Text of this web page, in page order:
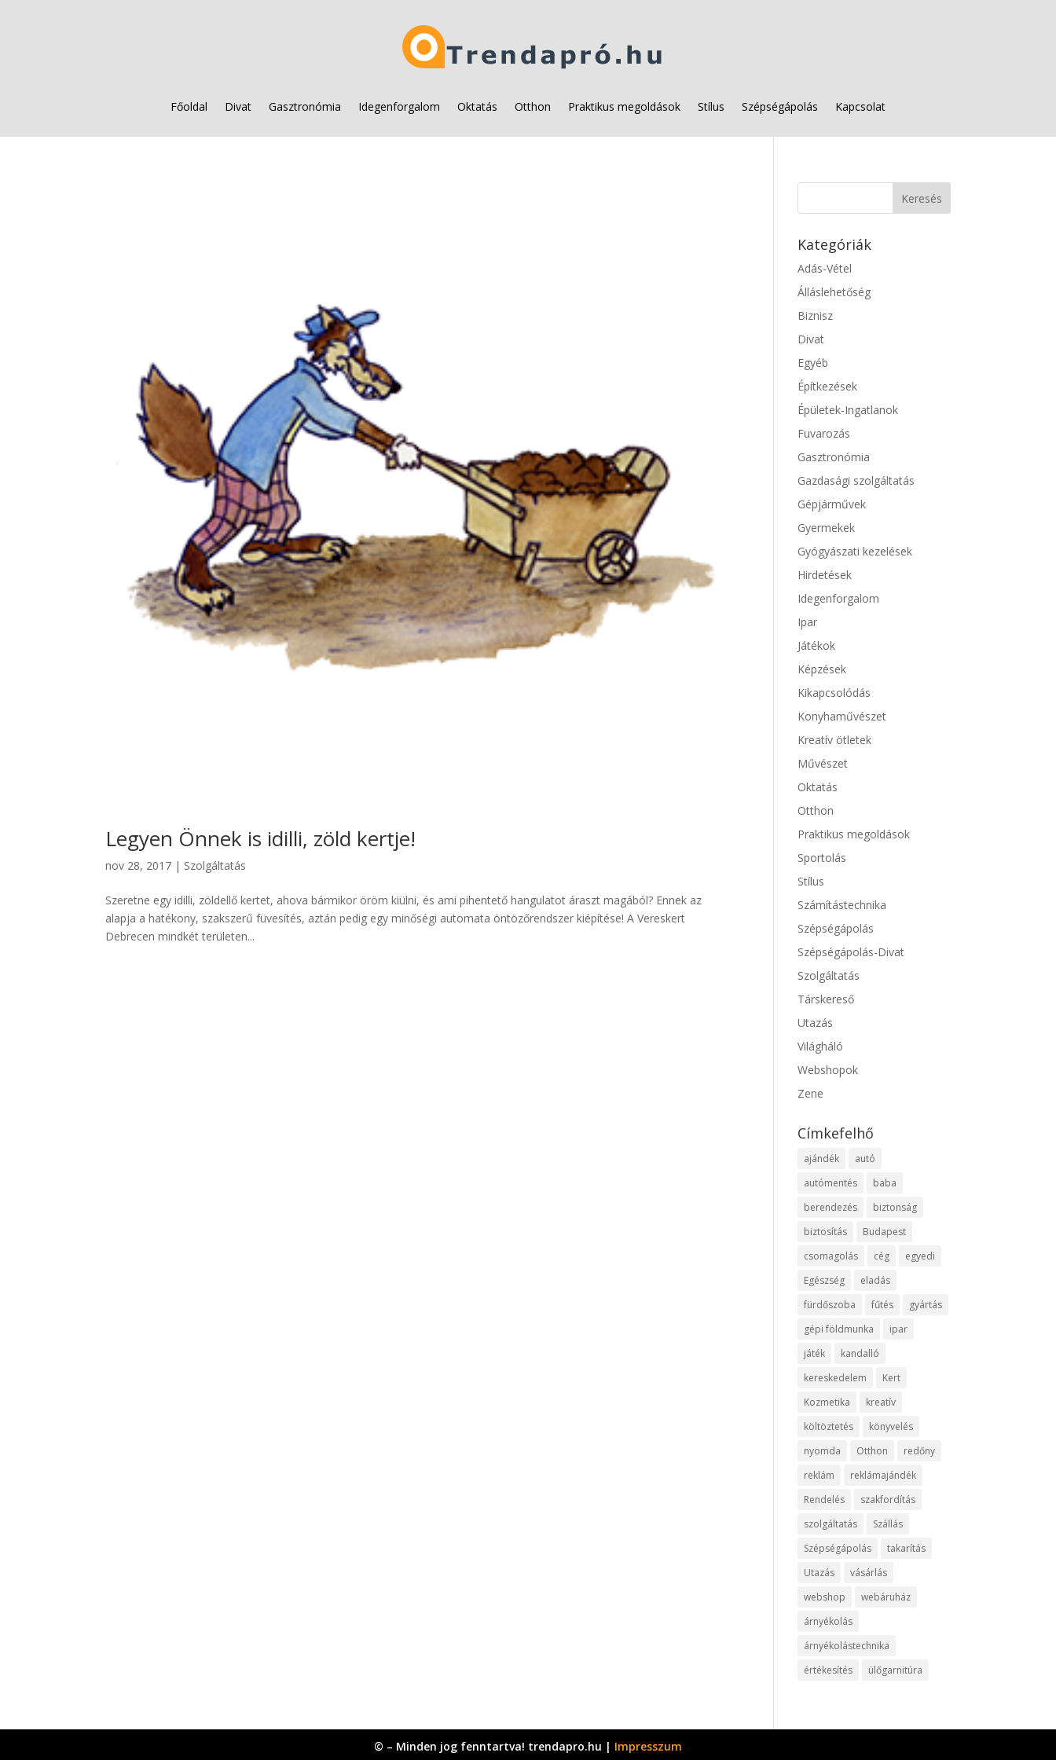
Főoldal Divat Gasztronómia Idegenforgalom Oktatás Otthon Praktikus megoldások Stílus Szépségápolás Kapcsolat
Legyen Önnek is idilli, zöld kertje!
nov 28, 2017 | Szolgáltatás
Szeretne egy idilli, zöldellő kertet, ahova bármikor öröm kiülni, és ami pihentető hangulatot áraszt magából? Ennek az
alapja a hatékony, szakszerű füvesítés, aztán pedig egy minőségi automata öntözőrendszer kiépítése! A Vereskert
Debrecen mindkét területen...
Kategóriák
Adás-Vétel
Álláslehetőség
Biznisz
Divat
Egyéb
Építkezések
Épületek-Ingatlanok
Fuvarozás
Gasztronómia
Gazdasági szolgáltatás
Gépjárművek
Gyermekek
Gyógyászati kezelések
Hirdetések
Idegenforgalom
Ipar
Játékok
Képzések
Kikapcsolódás
Konyhaművészet
Kreatív ötletek
Művészet
Oktatás
Otthon
Praktikus megoldások
Sportolás
Stílus
Számítástechnika
Szépségápolás
Szépségápolás-Divat
Szolgáltatás
Társkereső
Utazás
Világháló
Webshopok
Zene
Címkefelhő
ajándék
autó
autómentés
baba
berendezés
biztonság
biztosítás
Budapest
csomagolás
cég
egyedi
Egészség
eladás
fürdőszoba
fűtés
gyártás
gépi földmunka
ipar
játék
kandalló
kereskedelem
Kert
Kozmetika
kreatív
költöztetés
könyvelés
nyomda
Otthon
redőny
reklám
reklámajándék
Rendelés
szakfordítás
szolgáltatás
Szállás
Szépségápolás
takarítás
Utazás
vásárlás
webshop
webáruház
árnyékolás
árnyékolástechnika
értékesítés
ülőgarnitúra
© – Minden jog fenntartva! trendapro.hu | Impresszum